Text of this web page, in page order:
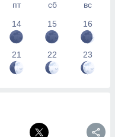
пт сб
вс
14 15 16
21 22 23